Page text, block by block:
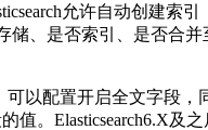
允许自动创建索
储、是否索引、是否合
以配置开启全文字段
值。Elasticsearch6.X